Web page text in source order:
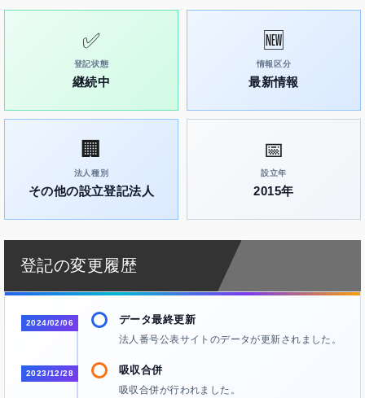
✅
登記状態
継続中
🆕
情報区分
最新情報
🏢
法人種別
その他の設立登記法人
📅
設立年
2015年
登記の変更履歴
2024/02/06 データ最終更新
法人番号公表サイトのデータが更新されました。
2023/12/28 吸収合併
吸収合併が行われました。